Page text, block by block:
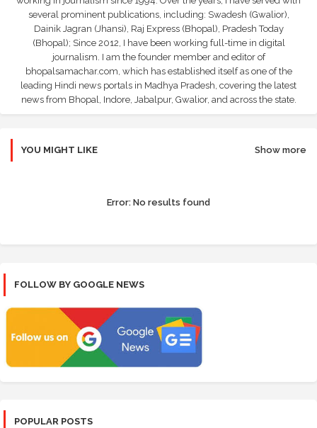
several prominent publications, including: Swadesh (Gwalior),
Dainik Jagran (Jhansi), Raj Express (Bhopal), Pradesh Today
(Bhopal); Since 2012, I have been working full-time in digital
journalism. I am the founder member and editor of
bhopalsamachar.com, which has established itself as one of the
leading Hindi news portals in Madhya Pradesh, covering the latest
news from Bhopal, Indore, Jabalpur, Gwalior, and across the state.
YOU MIGHT LIKE Show more
Error: No results found
FOLLOW BY GOOGLE NEWS
POPULAR POSTS